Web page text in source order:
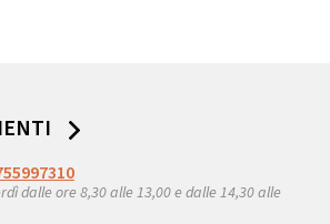
dalle ore 8,30 alle 13,00 e dalle 14,30 alle